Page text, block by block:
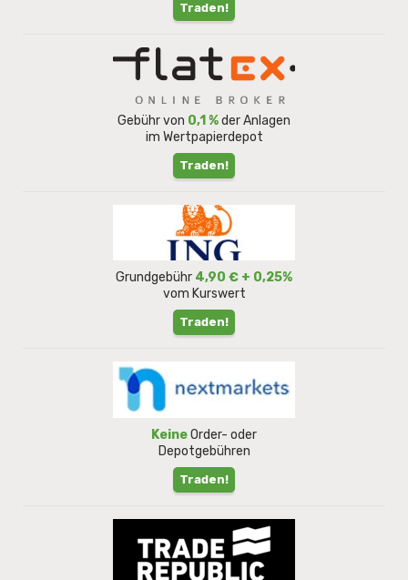
Traden!
Gebühr von 0,1 %der Anlagen
im Wertpapierdepot
Traden!
Grundgebühr 4,90 € + 0,25%
vom Kurswert
Traden!
KeineOrder- oder
Depotgebühren
Traden!